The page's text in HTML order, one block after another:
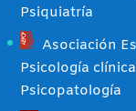
Psiquiatría
Asociación
Psicología
Psicopatología